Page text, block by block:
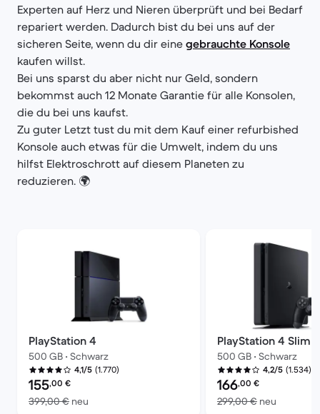
Experten auf Herz und Nieren überprüft und bei Bedarf
repariert werden. Dadurch bist du bei uns auf der
sicheren Seite, wenn du dir eine gebrauchte Konsole
kaufen willst.
Bei uns sparst du aber nicht nur Geld, sondern
bekommst auch 12 Monate Garantie für alle Konsolen,
die du bei uns kaufst.
Zu guter Letzt tust du mit dem Kauf einer refurbished
Konsole auch etwas für die Umwelt, indem du uns
hilfst Elektroschrott auf diesem Planeten zu
reduzieren. 🌍​
PlayStation 4
500 GB • Schwarz
4,1/5 (1.770)
Preis des erneuerten Produkts:
155,00 €
399,00 € neu Im Vergleich zum Neupreis von 399,00 €
PlayStation 4 Slim
500 GB • Schwarz
4,2/5 (1.534)
Preis des erneuerten
166,00 €
299,00 € neu